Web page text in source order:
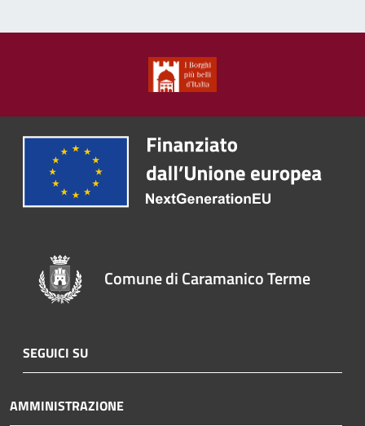
Comune di Caramanico Terme
SEGUICI SU
AMMINISTRAZIONE